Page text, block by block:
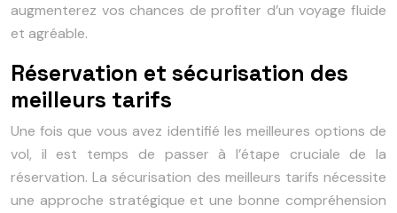
augmenterez vos chances de profiter d’un voyage fluide
et agréable.
Réservation et sécurisation des
meilleurs tarifs
Une fois que vous avez identifié les meilleures options de
vol, il est temps de passer à l’étape cruciale de la
réservation. La sécurisation des meilleurs tarifs nécessite
une approche stratégique et une bonne compréhension